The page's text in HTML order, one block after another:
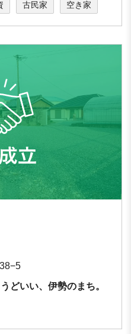
古民家 空き家
どいい、伊勢のまち。